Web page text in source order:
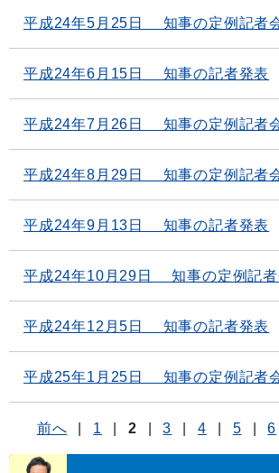
平成24年5月25日 知事の定例記者
平成24年6月15日 知事の記者発表
平成24年7月26日 知事の定例記者
平成24年8月29日 知事の定例記者
平成24年9月13日 知事の記者発表
平成24年10月29日 知事の定例記者
平成24年12月5日 知事の記者発表
平成25年1月25日 知事の定例記者
前へ 1 2 3 4 5 6